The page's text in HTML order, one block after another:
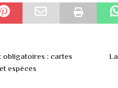
obligatoires : cartes
espèces